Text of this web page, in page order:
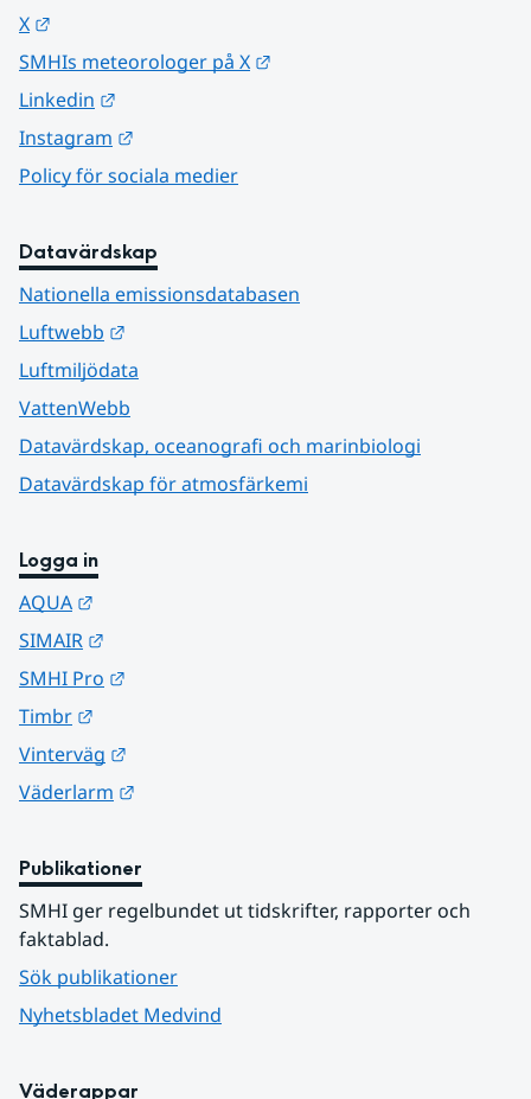
X
SMHIs meteorologer på X
Linkedin
Instagram
Policy för sociala medier
Datavärdskap
Nationella emissionsdatabasen
Luftwebb
Luftmiljödata
VattenWebb
Datavärdskap, oceanografi och marinbiologi
Datavärdskap för atmosfärkemi
Logga in
AQUA
SIMAIR
SMHI Pro
Timbr
Vinterväg
Väderlarm
Publikationer
SMHI ger regelbundet ut tidskrifter, rapporter och
faktablad.
Sök publikationer
Nyhetsbladet Medvind
Väderappar